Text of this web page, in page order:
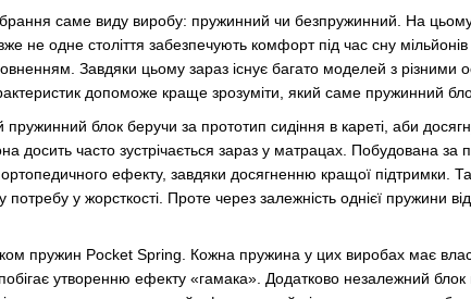
саме виду виробу: пружинний чи безпружинний. На цьому
не одне століття забезпечують комфорт під час сну
Завдяки цьому зараз існує багато моделей з різними
допоможе краще зрозуміти, який саме пружинний
блок беручи за прототип сидіння в кареті, аби
досить часто зустрічається зараз у матрацах. Побудована
ефекту, завдяки досягненню кращої підтримки.
потребу у жорсткості. Проте через залежність однієї пружини
пружин Pocket Spring. Кожна пружина у цих виробах має
утворенню ефекту «гамака». Додатково незалежний